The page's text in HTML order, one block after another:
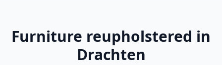
Furniture reupholstered in
Drachten